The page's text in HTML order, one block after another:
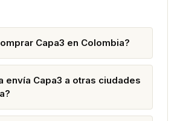
Capa3 en Colombia?
envía Capa3 a otras ciudades